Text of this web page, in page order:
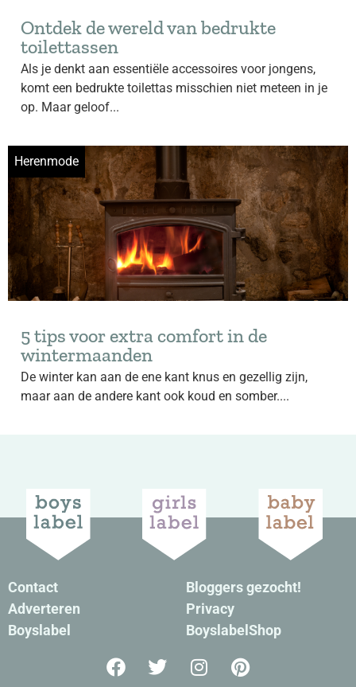
Ontdek de wereld van bedrukte
toilettassen
Als je denkt aan essentiële accessoires voor jongens,
komt een bedrukte toilettas misschien niet meteen in je
op. Maar geloof...
Herenmode
5 tips voor extra comfort in de
wintermaanden
De winter kan aan de ene kant knus en gezellig zijn,
maar aan de andere kant ook koud en somber....
Contact
Adverteren
Boyslabel
Bloggers gezocht!
Privacy
BoyslabelShop